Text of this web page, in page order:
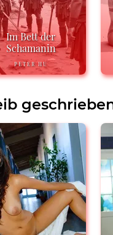
Im Bett der
Schamanin
PETER HU